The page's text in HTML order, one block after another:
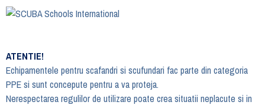
ATENTIE!
Echipamentele pentru scafandri si scufundari fac parte din categoria
PPE si sunt concepute pentru a va proteja.
Nerespectarea regulilor de utilizare poate crea situatii neplacute si in